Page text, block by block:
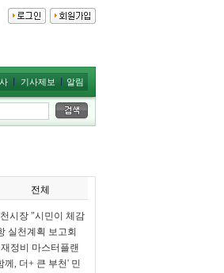
기사제보 알림
전체
시장 "시민이 체감
겠다"
실천계획 보고회
정비 마스터플랜
께, 더+ 큰 부천' 민